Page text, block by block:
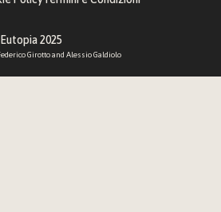
2025
Girotto and Alessio Galdiolo